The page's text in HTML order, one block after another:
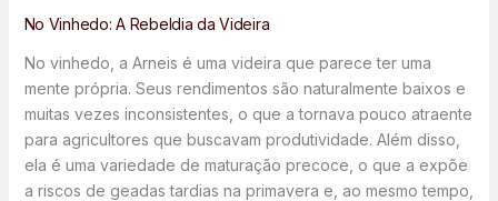
No Vinhedo: A Rebeldia da Videira
No vinhedo, a Arneis é uma videira que parece ter uma
mente própria. Seus rendimentos são naturalmente baixos e
muitas vezes inconsistentes, o que a tornava pouco atraente
para agricultores que buscavam produtividade. Além disso,
ela é uma variedade de maturação precoce, o que a expõe
a riscos de geadas tardias na primavera e, ao mesmo tempo,